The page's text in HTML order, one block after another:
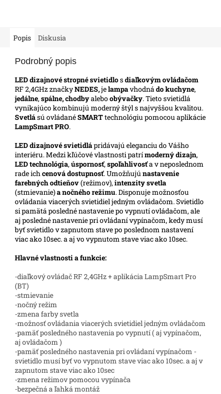
Popis Diskusia
Podrobný popis
LED dizajnové stropné svietidlosdiaľkovým ovládačom
RF 2,4GHz značkyNEDES,jelampavhodnádo kuchyne,
jedálne,spálne, chodbyaleboobývačky.Tieto svietidlá
vynikajúco kombinujú moderný štýl s najvyššou kvalitou.
Svetlású ovládanéSMARTtechnológiu pomocou aplikácie
LampSmart PRO.
LEDdizajnové svietidlápridávajú eleganciu do Vášho
interiéru.Medzi kľúčové vlastnosti patrímoderný dizajn,
LED technológia,úspornosť,spoľahlivosťa v neposlednom
rade ichcenová dostupnosť. Umožňujú nastavenie
farebných odtieňov(režimov),intenzity svetla
(stmievanie)a nočného režimu. Disponuje možnosťou
ovládania viacerých svietidiel jedným ovládačom. Svietidlo
si pamätá posledné nastavenie po vypnutí ovládačom, ale
aj posledné nastavenie pri ovládaní vypínačom, kedy musí
byť svietidlo v zapnutom stave po poslednom nastavení
viac ako 10sec. a aj vo vypnutom stave viac ako 10sec.
Hlavné vlastnosti a funkcie:
-diaľkový ovládač RF 2,4GHz + aplikácia LampSmart Pro
(BT)
-stmievanie
-nočný režim
-zmena farby svetla
-možnosť ovládania viacerých svietidiel jedným ovládačom
-pamäť posledného nastavenia po vypnutí ( aj vypínačom,
aj ovládačom )
-pamäť posledného nastavenia pri ovládaní vypínačom -
svietidlo musí byť vo vypnutom stave viac ako 10sec. a aj v
zapnutom stave viac ako 10sec
-zmena režimov pomocou vypínača
-bezpečná a ľahká montáž